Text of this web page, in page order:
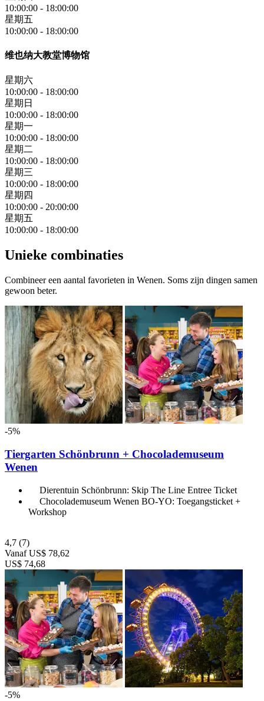
10:00:00 - 18:00:00
星期五
10:00:00 - 18:00:00
维也纳大教堂博物馆
星期六
10:00:00 - 18:00:00
星期日
10:00:00 - 18:00:00
星期一
10:00:00 - 18:00:00
星期二
10:00:00 - 18:00:00
星期三
10:00:00 - 18:00:00
星期四
10:00:00 - 20:00:00
星期五
10:00:00 - 18:00:00
Unieke combinaties
Combineer een aantal favorieten in Wenen. Soms zijn dingen samen
gewoon beter.
-5%
Tiergarten Schönbrunn + Chocolademuseum
Wenen
Dierentuin Schönbrunn: Skip The Line Entree Ticket
Chocolademuseum Wenen BO-YO: Toegangsticket +
Workshop
4,7 (7)
Vanaf US$ 78,62
US$ 74,68
-5%